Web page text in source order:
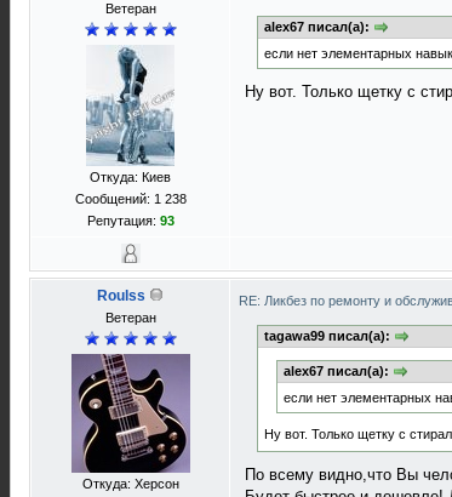
Ветеран
Откуда: Киев
Сообщений: 1 238
Репутация: 93
alex67 писал(а):
если нет элементарных
Ну вот. Только щетку с
Roulss
Ветеран
Откуда: Херсон
RE: Ликбез по ремонту и
tagawa99 писал(а):
alex67 писал(а):
если нет элементарных
Ну вот. Только щетку с
По всему видно,что Вы